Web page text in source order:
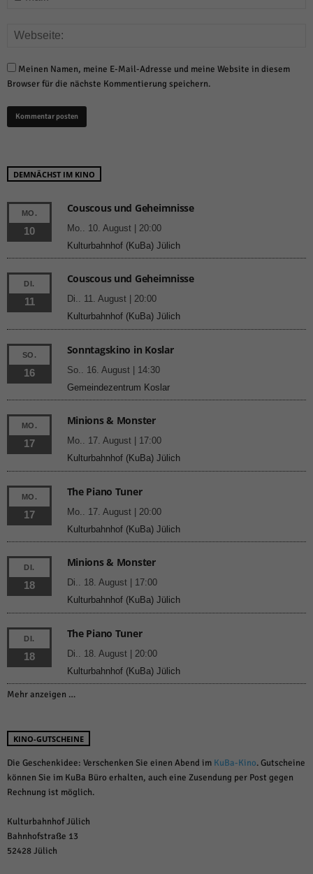
Meinen Namen, meine E-Mail-Adresse und meine Website in diesem
Browser für die nächste Kommentierung speichern.
DEMNÄCHST IM KINO
MO.
10
Couscous und Geheimnisse
Mo.. 10. August | 20:00
Kulturbahnhof (KuBa) Jülich
DI.
11
Couscous und Geheimnisse
Di.. 11. August | 20:00
Kulturbahnhof (KuBa) Jülich
SO.
16
Sonntagskino in Koslar
So.. 16. August | 14:30
Gemeindezentrum Koslar
MO.
17
Minions & Monster
Mo.. 17. August | 17:00
Kulturbahnhof (KuBa) Jülich
MO.
17
The Piano Tuner
Mo.. 17. August | 20:00
Kulturbahnhof (KuBa) Jülich
DI.
18
Minions & Monster
Di.. 18. August | 17:00
Kulturbahnhof (KuBa) Jülich
DI.
18
The Piano Tuner
Di.. 18. August | 20:00
Kulturbahnhof (KuBa) Jülich
Mehr anzeigen …
KINO-GUTSCHEINE
Die Geschenkidee: Verschenken Sie einen Abend im KuBa-Kino. Gutscheine
können Sie im KuBa Büro erhalten, auch eine Zusendung per Post gegen
Rechnung ist möglich.
Kulturbahnhof Jülich
Bahnhofstraße 13
52428 Jülich